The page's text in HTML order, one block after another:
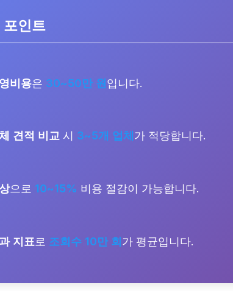
포인트
비용은 30~50만 원입니다.
견적 비교 시 3~5개 업체 가 적당합니다.
으로 10~15% 비용 절감이 가능합니다.
지표로 조회수 10만 회 가 평균입니다.